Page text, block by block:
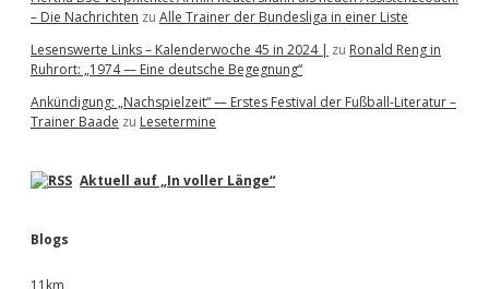
– Die Nachrichten zu Alle Trainer der Bundesliga in einer Liste
Lesenswerte Links – Kalenderwoche 45 in 2024 | zu Ronald Reng in
Ruhrort: „1974 — Eine deutsche Begegnung“
Ankündigung: „Nachspielzeit“ — Erstes Festival der Fußball-Literatur –
Trainer Baade zu Lesetermine
Aktuell auf „In voller Länge“
Blogs
11km